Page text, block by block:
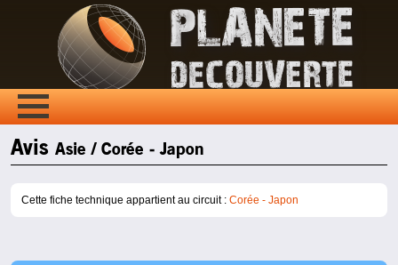
AvisAsie / Corée - Japon
Cette fiche technique appartient au circuit :Corée - Japon